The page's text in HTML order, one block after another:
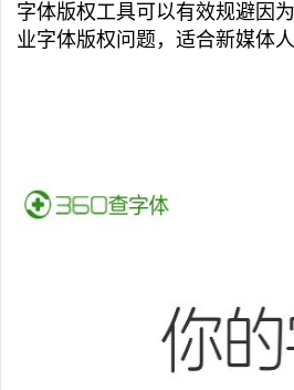
字体版权工具可以有效规避因
业字体版权问题，适合新媒体